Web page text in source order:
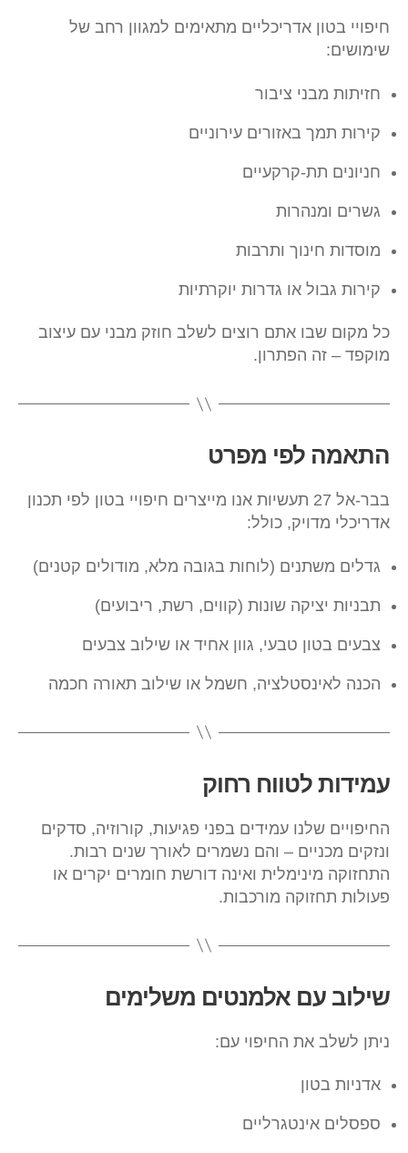
חיפויי בטון אדריכליים מתאימים למגוון רחב של
שימושים:
חזיתות מבני ציבור
קירות תמך באזורים עירוניים
חניונים תת-קרקעיים
גשרים ומנהרות
מוסדות חינוך ותרבות
קירות גבול או גדרות יוקרתיות
כל מקום שבו אתם רוצים לשלב חוזק מבני עם עיצוב
מוקפד – זה הפתרון.
התאמה לפי מפרט
בבר-אל 27 תעשיות אנו מייצרים חיפויי בטון לפי תכנון
אדריכלי מדויק, כולל:
גדלים משתנים (לוחות בגובה מלא, מודולים קטנים)
תבניות יציקה שונות (קווים, רשת, ריבועים)
צבעים בטון טבעי, גוון אחיד או שילוב צבעים
הכנה לאינסטלציה, חשמל או שילוב תאורה חכמה
עמידות לטווח רחוק
החיפויים שלנו עמידים בפני פגיעות, קורוזיה, סדקים
ונזקים מכניים – והם נשמרים לאורך שנים רבות.
התחזוקה מינימלית ואינה דורשת חומרים יקרים או
פעולות תחזוקה מורכבות.
שילוב עם אלמנטים משלימים
ניתן לשלב את החיפוי עם:
אדניות בטון
ספסלים אינטגרליים